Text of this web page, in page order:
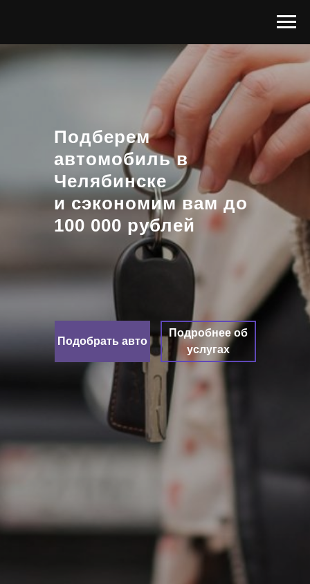
Подберем
автомобиль в
Челябинске
и сэкономим вам до
100 000 рублей
Подробнее об
услугах
Подобрать авто